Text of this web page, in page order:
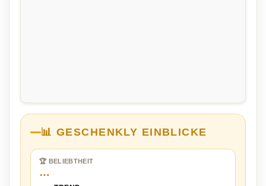
📊 GESCHENKLY EINBLICKE
🏆 BELIEBTHEIT
…